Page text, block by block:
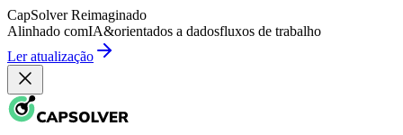
CapSolver Reimaginado
Alinhado comIA&orientados a dadosfluxos de trabalho
Ler atualização